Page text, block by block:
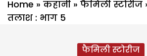
Home » कहानी » फैमिली स्टोरीज
तलाश : भाग 5
फैमिली स्टोरीज